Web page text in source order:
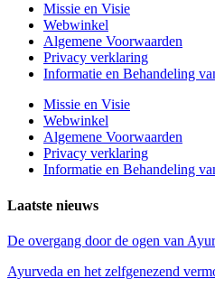
Missie en Visie
Webwinkel
Algemene Voorwaarden
Privacy verklaring
Informatie en Behandeling
Missie en Visie
Webwinkel
Algemene Voorwaarden
Privacy verklaring
Informatie en Behandeling
Laatste nieuws
De overgang door de ogen van
Ayurveda en het zelfgenezend